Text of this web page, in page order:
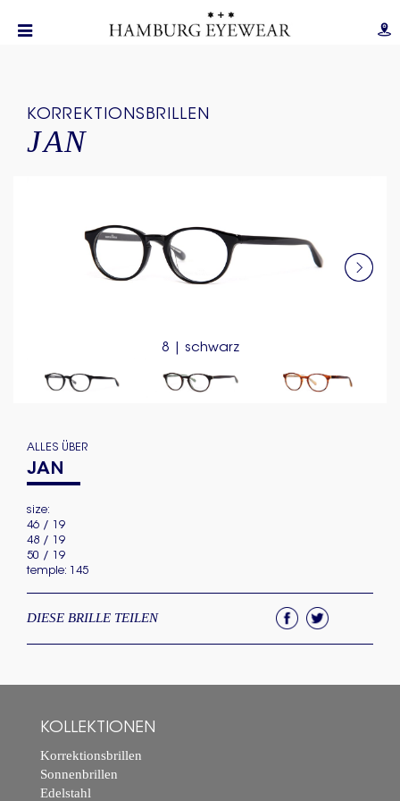
KORREKTIONSBRILLEN
JAN
8 | schwarz
ALLES ÜBER
JAN
size:
46 / 19
48 / 19
50 / 19
temple: 145
DIESE BRILLE TEILEN
KOLLEKTIONEN
Korrektionsbrillen
Sonnenbrillen
Edelstahl